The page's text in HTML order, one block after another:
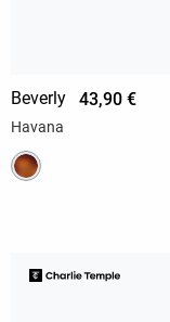
Beverly 43,90 €
Havana